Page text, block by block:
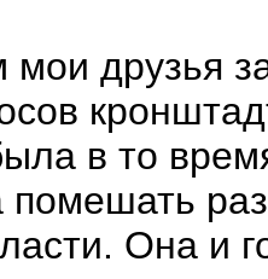
друзья
в то
помешать
Она и